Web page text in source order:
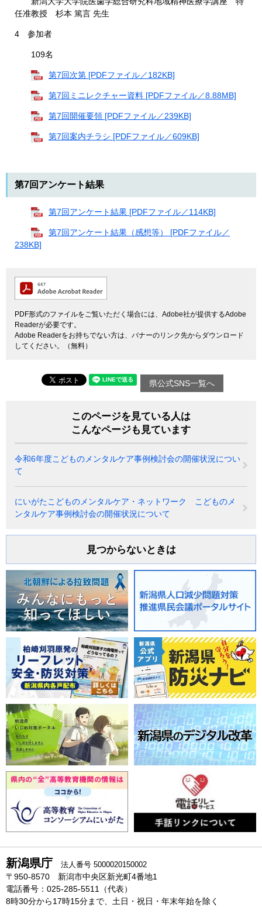
任准教授 杉本 篤言 先生
4 参加者
109名
第7回次第 [PDFファイル／182KB]
第7回ミニレクチャー資料 [PDFファイル／8.88MB]
第7回開催要領 [PDFファイル／239KB]
第7回案内チラシ [PDFファイル／609KB]
第7回アンケート結果
第7回アンケート結果 [PDFファイル／114KB]
第7回アンケート結果（感想等） [PDFファイル／
238KB]
PDF形式のファイルをご覧いただく場合には、Adobe社が提供するAdobe
Readerが必要です。
Adobe Readerをお持ちでない方は、バナーのリンク先からダウンロード
してください。（無料）
県公式SNS一覧へ
このページを見ている人は
こんなページも見ています
令和6年度こどものメンタルケア事例検討会の開催状況につい
て
にいがたこどものメンタルケア・ネットワーク こどものメ
ンタルケア事例検討会の開催状況について
見つからないときは
新潟県庁 法人番号 5000020150002
〒950-8570 新潟市中央区新光町4番地1
電話番号：025-285-5511（代表）
8時30分から17時15分まで、土日・祝日・年末年始を除く